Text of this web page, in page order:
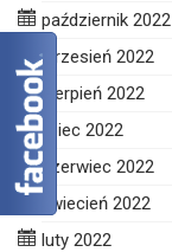
październik 2022
wrzesień 2022
sierpień 2022
lipiec 2022
czerwiec 2022
kwiecień 2022
luty 2022